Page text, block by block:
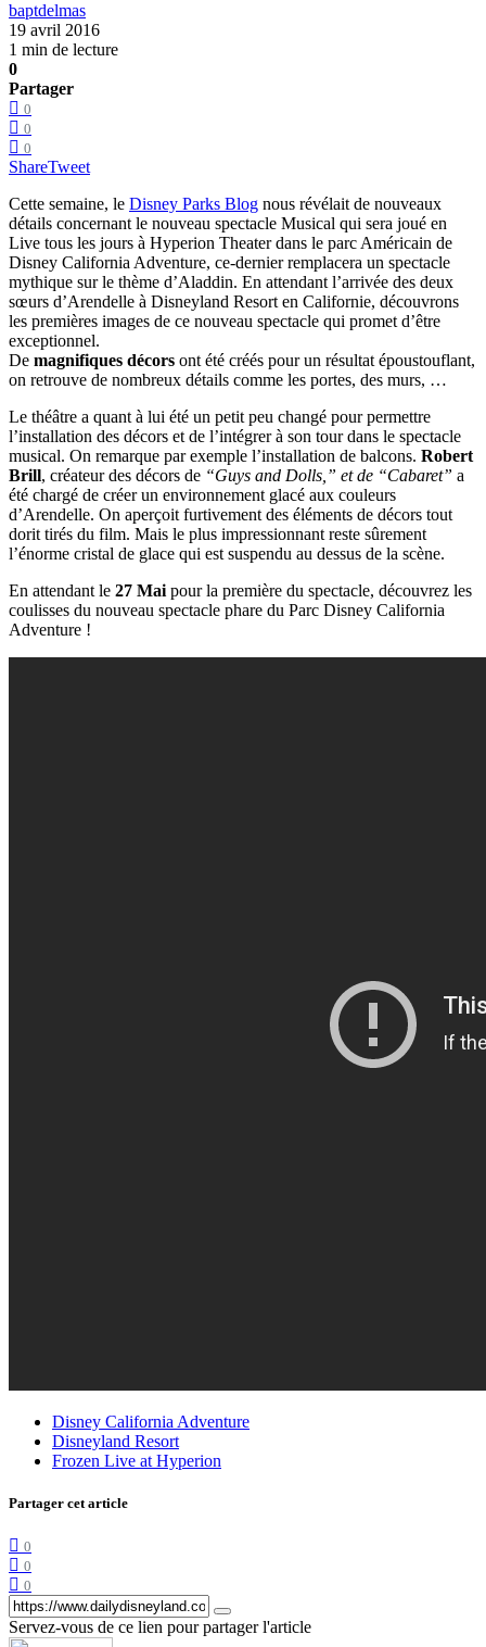
baptdelmas
19 avril 2016
1 min de lecture
0
Partager
0
0
0
ShareTweet
Cette semaine, le Disney Parks Blog nous révélait de nouveaux
détails concernant le nouveau spectacle Musical qui sera joué en
Live tous les jours à Hyperion Theater dans le parc Américain de
Disney California Adventure, ce-dernier remplacera un spectacle
mythique sur le thème d’Aladdin. En attendant l’arrivée des deux
sœurs d’Arendelle à Disneyland Resort en Californie, découvrons
les premières images de ce nouveau spectacle qui promet d’être
exceptionnel.
De magnifiques décors ont été créés pour un résultat époustouflant,
on retrouve de nombreux détails comme les portes, des murs, …
Le théâtre a quant à lui été un petit peu changé pour permettre
l’installation des décors et de l’intégrer à son tour dans le spectacle
musical. On remarque par exemple l’installation de balcons. Robert
Brill, créateur des décors de “Guys and Dolls,” et de “Cabaret” a
été chargé de créer un environnement glacé aux couleurs
d’Arendelle. On aperçoit furtivement des éléments de décors tout
dorit tirés du film. Mais le plus impressionnant reste sûrement
l’énorme cristal de glace qui est suspendu au dessus de la scène.
En attendant le 27 Mai pour la première du spectacle, découvrez les
coulisses du nouveau spectacle phare du Parc Disney California
Adventure !
Disney California Adventure
Disneyland Resort
Frozen Live at Hyperion
Partager cet article
0
0
0
Servez-vous de ce lien pour partager l'article